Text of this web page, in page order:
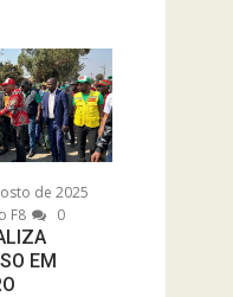
de 2025
F8
0
EM